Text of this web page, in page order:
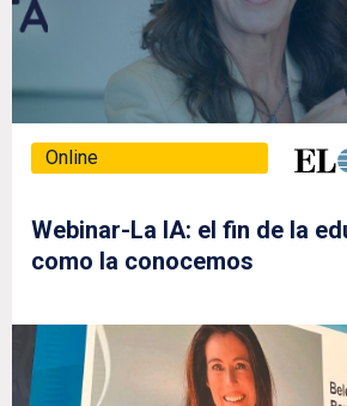
Online
Webinar-La IA: el fin de la
como la conocemos